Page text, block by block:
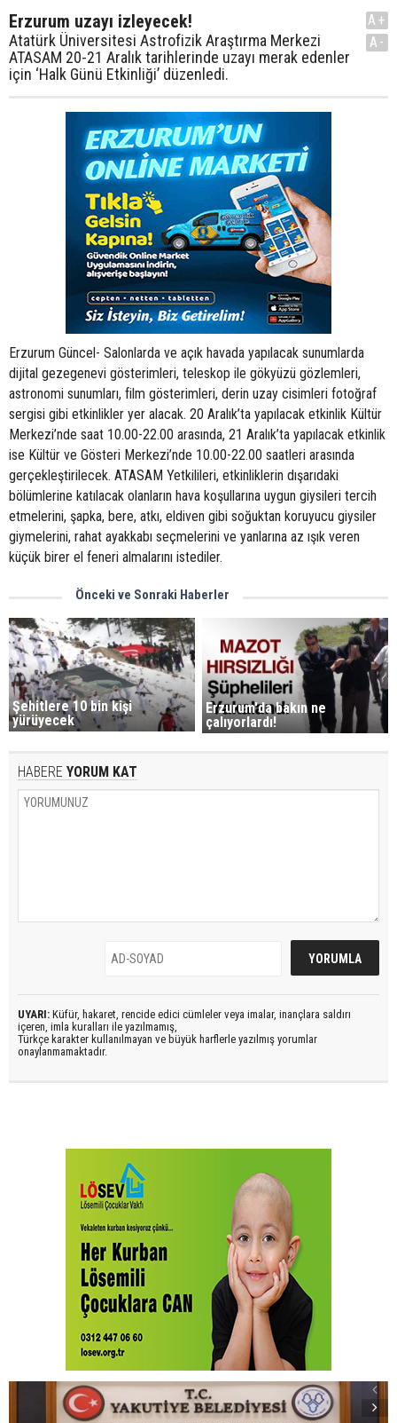
Erzurum uzayı izleyecek!
Atatürk Üniversitesi Astrofizik Araştırma Merkezi
ATASAM 20-21 Aralık tarihlerinde uzayı merak edenler
için ‘Halk Günü Etkinliği’ düzenledi.
A+
A-
Erzurum Güncel- Salonlarda ve açık havada yapılacak sunumlarda
dijital gezegenevi gösterimleri, teleskop ile gökyüzü gözlemleri,
astronomi sunumları, film gösterimleri, derin uzay cisimleri fotoğraf
sergisi gibi etkinlikler yer alacak. 20 Aralık’ta yapılacak etkinlik Kültür
Merkezi’nde saat 10.00-22.00 arasında, 21 Aralık’ta yapılacak etkinlik
ise Kültür ve Gösteri Merkezi’nde 10.00-22.00 saatleri arasında
gerçekleştirilecek. ATASAM Yetkilileri, etkinliklerin dışarıdaki
bölümlerine katılacak olanların hava koşullarına uygun giysileri tercih
etmelerini, şapka, bere, atkı, eldiven gibi soğuktan koruyucu giysiler
giymelerini, rahat ayakkabı seçmelerini ve yanlarına az ışık veren
küçük birer el feneri almalarını istediler.
Önceki ve Sonraki Haberler
Şehitlere 10 bin kişi
yürüyecek
Erzurum'da bakın ne
çalıyorlardı!
HABERE YORUM KAT
UYARI: Küfür, hakaret, rencide edici cümleler veya imalar, inançlara saldırı
içeren, imla kuralları ile yazılmamış,
Türkçe karakter kullanılmayan ve büyük harflerle yazılmış yorumlar
onaylanmamaktadır.